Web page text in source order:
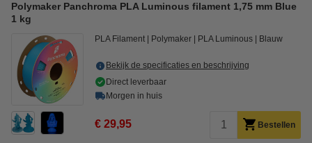
Polymaker Panchroma PLA Luminous filament 1,75 mm Blue
1 kg
PLA Filament Polymaker PLA Luminous Blauw
Bekijk de specificaties en beschrijving
Direct leverbaar
Morgen in huis
€ 29,95 Bestellen